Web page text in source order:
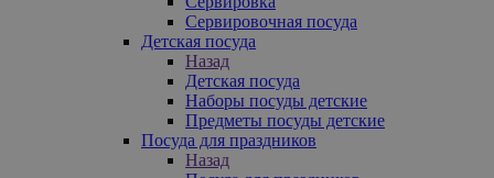
Сервировочная посуда
Детская посуда
Назад
Детская посуда
Наборы посуды детские
Предметы посуды детские
Посуда для праздников
Назад